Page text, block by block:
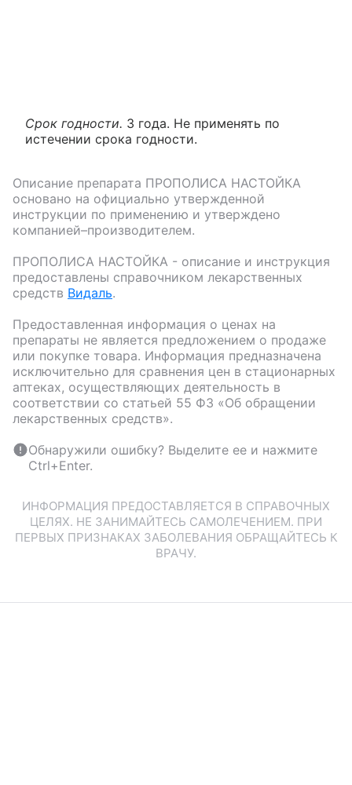
Срок годности. 3 года. Не применять по
истечении срока годности.
Описание препарата ПРОПОЛИСА НАСТОЙКА
основано на официально утвержденной
инструкции по применению и утверждено
компанией–производителем.
ПРОПОЛИСА НАСТОЙКА - описание и инструкция
предоставлены справочником лекарственных
средств Видаль.
Предоставленная информация о ценах на
препараты не является предложением о продаже
или покупке товара. Информация предназначена
исключительно для сравнения цен в стационарных
аптеках, осуществляющих деятельность в
соответствии со статьей 55 ФЗ «Об обращении
лекарственных средств».
Обнаружили ошибку? Выделите ее и нажмите
Ctrl+Enter.
ИНФОРМАЦИЯ ПРЕДОСТАВЛЯЕТСЯ В СПРАВОЧНЫХ
ЦЕЛЯХ. НЕ ЗАНИМАЙТЕСЬ САМОЛЕЧЕНИЕМ. ПРИ
ПЕРВЫХ ПРИЗНАКАХ ЗАБОЛЕВАНИЯ ОБРАЩАЙТЕСЬ К
ВРАЧУ.